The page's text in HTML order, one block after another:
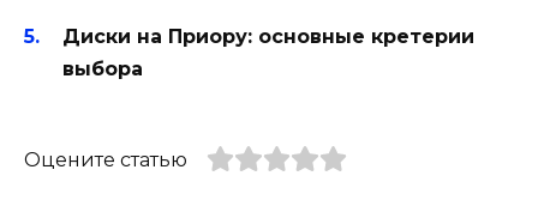
Диски на Приору: основные кретерии
выбора
Оцените статью